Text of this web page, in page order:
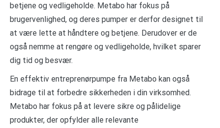
betjene og vedligeholde. Metabo har fokus på
brugervenlighed, og deres pumper er derfor designet til
at være lette at håndtere og betjene. Derudover er de
også nemme at rengøre og vedligeholde, hvilket sparer
dig tid og besvær.
En effektiv entreprenørpumpe fra Metabo kan også
bidrage til at forbedre sikkerheden i din virksomhed.
Metabo har fokus på at levere sikre og pålidelige
produkter, der opfylder alle relevante